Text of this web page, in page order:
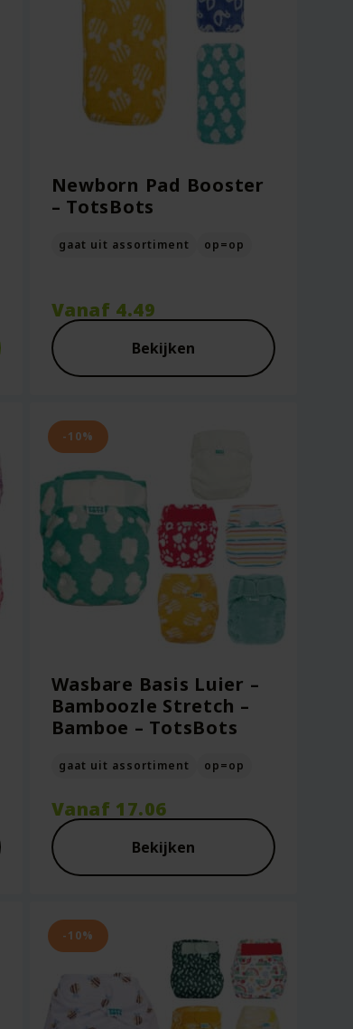
Newborn Pad Booster
– TotsBots
gaat uit assortiment op=op
Vanaf 4.49
Bekijken
-10%
Wasbare Basis Luier –
Bamboozle Stretch –
Bamboe – TotsBots
gaat uit assortiment op=op
Vanaf 17.06
Bekijken
-10%